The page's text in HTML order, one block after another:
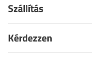
Szállítás
Kérdezzen